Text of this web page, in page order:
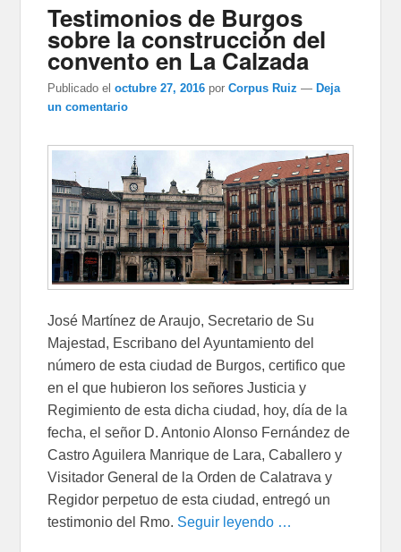
Testimonios de Burgos
sobre la construcción del
convento en La Calzada
Publicado el octubre 27, 2016 porCorpus Ruiz — Deja
un comentario
José Martínez de Araujo, Secretario de Su
Majestad, Escribano del Ayuntamiento del
número de esta ciudad de Burgos, certifico que
en el que hubieron los señores Justicia y
Regimiento de esta dicha ciudad, hoy, día de la
fecha, el señor D. Antonio Alonso Fernández de
Castro Aguilera Manrique de Lara, Caballero y
Visitador General de la Orden de Calatrava y
Regidor perpetuo de esta ciudad, entregó un
testimonio del Rmo. Seguir leyendo …